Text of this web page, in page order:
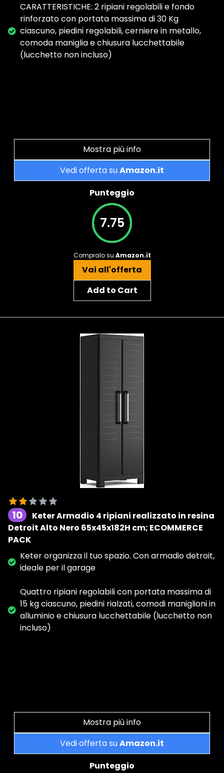
CARATTERISTICHE: 2 ripiani regolabili e fondo
rinforzato con portata massima di 30 Kg
ciascuno, piedini regolabili, cerniere in metallo,
comoda maniglia e chiusura lucchettabile
(lucchetto non incluso)
Mostra più info
Vedi offerta suAmazon.it
Punteggio
7.75
Compralo su Amazon.it
Vai all'offerta
Add to Cart
10
Keter Armadio 4 ripiani realizzato in resina
Detroit Alto Nero 65x45x182H cm; ECOMMERCE
PACK
Keter organizza il tuo spazio. Con armadio detroit,
ideale per il garage
Quattro ripiani regolabili con portata massima di
15 kg ciascuno, piedini rialzati, comodi maniglioni in
alluminio e chiusura lucchettabile (lucchetto non
incluso)
Mostra più info
Vedi offerta suAmazon.it
Punteggio